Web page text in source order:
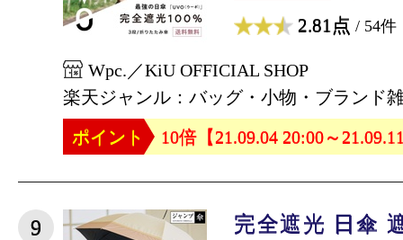
2.81点 / 54件
Wpc.／KiU OFFICIAL SHOP
楽天ジャンル：バッグ・小物・ブランド
ポイント
10倍【21.09.04 20:00～
9
完全遮光 日傘